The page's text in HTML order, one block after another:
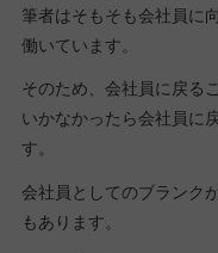
筆者はそもそも会社員に
働いています。
そのため、会社員に戻る
いかなかったら会社員に
す。
会社員としてのブランク
もあります。